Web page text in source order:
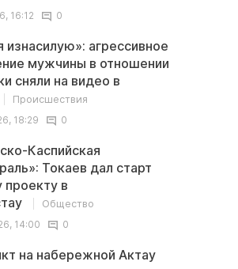
16:12
0
изнасилую»: агрессивное
мужчины в отношении
сняли на видео в
Происшествия
18:29
0
Каспийская
Токаев дал старт
проекту в
Общество
14:00
0
на набережной Актау